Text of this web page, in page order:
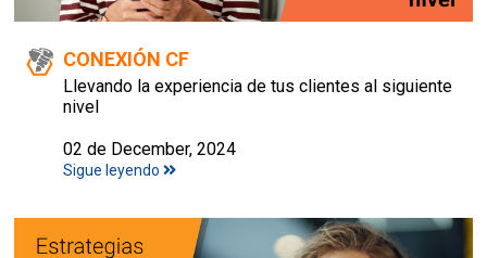
CONEXIÓN CF
Llevando la experiencia de tus clientes al siguiente
nivel
02 de December, 2024
Sigue leyendo